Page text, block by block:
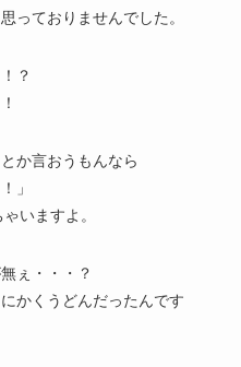
っておりませんでした。
？
か言おうもんなら
」
いますよ。
ぇ・・・？
かくうどんだったんです